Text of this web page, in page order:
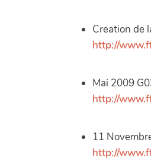
Creation de
http://
Mai 2009
http://
11
http://